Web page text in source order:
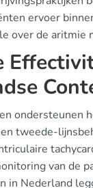
ervoer
over de aritmie
ondersteunen
tweede-
van de
in Nederland